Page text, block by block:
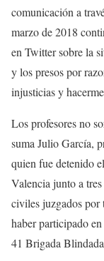
comunicación a
marzo de 2018
en Twitter sobre la
y los presos por
injusticias y
Los profesores no
suma Julio García,
quien fue detenido
Valencia junto a
civiles juzgados por
haber participado
41 Brigada